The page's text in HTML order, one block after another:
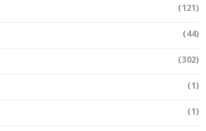
(121)
(44)
(302)
(1)
(1)